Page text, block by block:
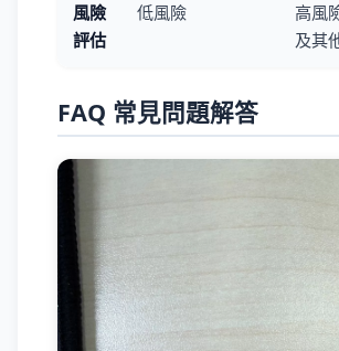
風險
評估
低風險
高風
及其
FAQ 常見問題解答